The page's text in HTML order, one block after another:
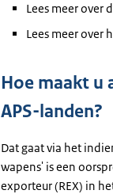
Lees meer over
Lees meer over
Hoe maakt u
APS-landen?
Dat gaat via het
wapens' is een
exporteur (REX) in